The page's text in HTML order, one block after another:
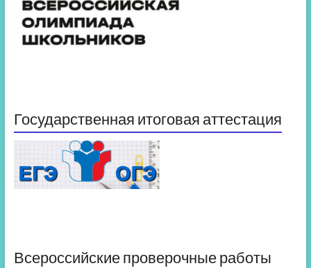
Государственная итоговая аттестация
Всероссийские проверочные работы